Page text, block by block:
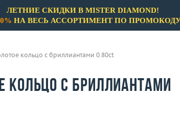
ЛЕТНИЕ СКИДКИ В MISTER DIAMOND!
НА ВЕСЬ АССОРТИМЕНТ ПО
кольцо с бриллиантами 0.80ct
кольцо с бриллиантами